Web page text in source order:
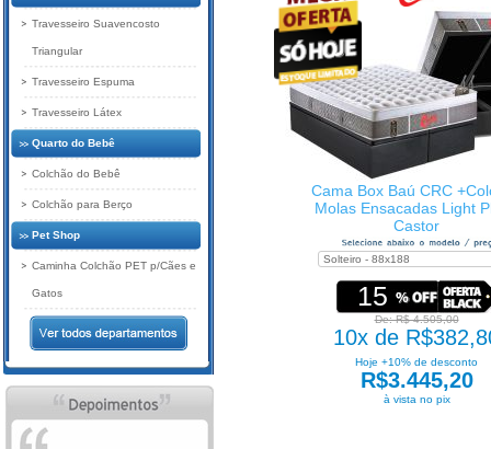
Cama Box Baú CRC
Molas Ensacadas Light
Castor
15
De: R$ 4.505,00
10x de
Hoje +10% de desconto
R$3.445,20
à vista no pix
Travesseiro Suavencosto
Triangular
Travesseiro Espuma
Travesseiro Látex
Quarto do Bebê
Colchão do Bebê
Colchão para Berço
Pet Shop
Caminha Colchão PET p/Cães e
Gatos